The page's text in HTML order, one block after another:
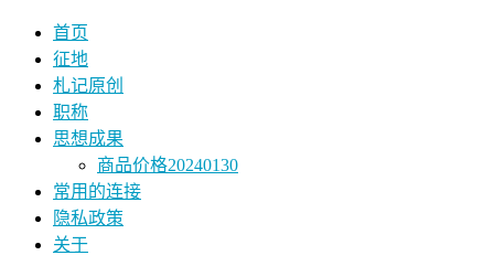
首页
征地
札记原创
职称
思想成果
商品价格20240130
常用的连接
隐私政策
关于